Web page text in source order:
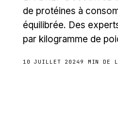
de protéines à
équilibrée. Des
par kilogramme de
10 JUILLET 2024 9 MIN DE